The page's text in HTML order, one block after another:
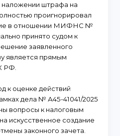
наложении штрафа на
проигнорировал
в отношении МИФНС №
принято судом к
заявленного
является прямым
РФ.
к оценке действий
дела № А45-41041/2025
вопросы к налоговым
искусственное создание
законного зачета.